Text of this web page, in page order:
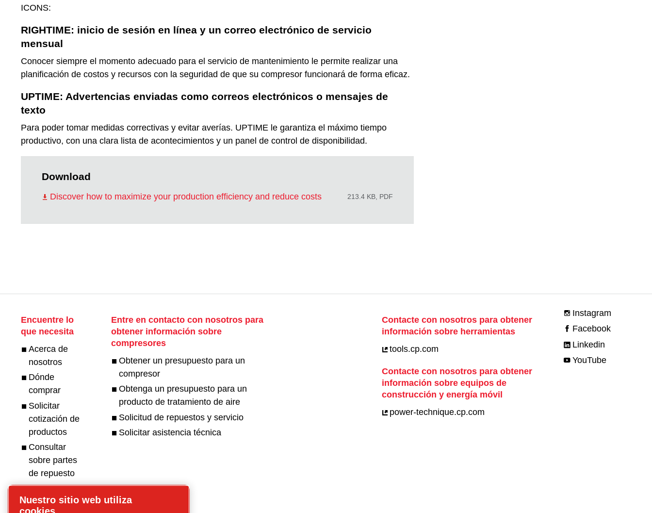
ICONS:
RIGHTIME: inicio de sesión en línea y un correo electrónico de servicio
mensual
Conocer siempre el momento adecuado para el servicio de mantenimiento le permite realizar una
planificación de costos y recursos con la seguridad de que su compresor funcionará de forma eficaz.
UPTIME: Advertencias enviadas como correos electrónicos o mensajes de
texto
Para poder tomar medidas correctivas y evitar averías. UPTIME le garantiza el máximo tiempo
productivo, con una clara lista de acontecimientos y un panel de control de disponibilidad.
Download
Discover how to maximize your production efficiency and reduce costs 213.4 KB, PDF
Encuentre lo
que necesita
Acerca de
nosotros
Dónde
comprar
Solicitar
cotización de
productos
Consultar
sobre partes
de repuesto
Solicitar
asistencia
Entre en contacto con nosotros para
obtener información sobre
compresores
Obtener un presupuesto para un
compresor
Obtenga un presupuesto para un
producto de tratamiento de aire
Solicitud de repuestos y servicio
Solicitar asistencia técnica
Contacte con nosotros para obtener
información sobre herramientas
tools.cp.com
Contacte con nosotros para obtener
información sobre equipos de
construcción y energía móvil
power-technique.cp.com
Instagram
Facebook
Linkedin
YouTube
Nuestro sitio web utiliza